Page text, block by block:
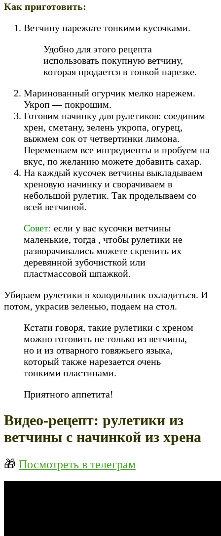
Как приготовить:
Ветчину нарежьте тонкими кусочками.
Удобно для этого рецепта
использовать покупную ветчину,
которая продается в тонкой нарезке.
Маринованный огурчик мелко нарежем.
Укроп — покрошим.
Готовим начинку для рулетиков: соединим
хрен, сметану, зелень укропа, огурец,
выжмем сок от четвертинки лимона.
Перемешаем все ингредиенты и пробуем на
вкус, по желанию можете добавить сахар.
На каждый кусочек ветчины выкладываем
хреновую начинку и сворачиваем в
небольшой рулетик. Так проделываем со
всей ветчиной.
Совет: если у вас кусочки ветчины
маленькие, тогда , чтобы рулетики не
разворачивались можете скрепить их
деревянной зубочисткой или
пластмассовой шпажкой.
Убираем рулетики в холодильник охладиться. И
потом, украсив зеленью, подаем на стол.
Кстати говоря, такие рулетики с хреном
можно готовить не только из ветчины,
но и из отварного говяжьего языка,
который также нарезается очень
тонкими пластинами.
Приятного аппетита!
Видео-рецепт: рулетики из
ветчины с начинкой из хрена
🎁 Посмотреть в телеграм